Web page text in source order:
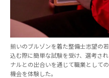
揃いのブルゾンを着た整備士志望の
込む際に簡単な試験を受け、選考さ
ナルとの出合いを通じて職業として
機会を体験した。